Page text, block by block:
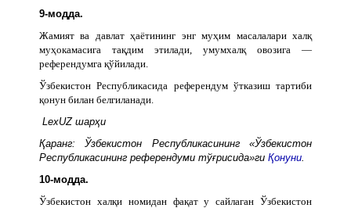
9-модда.
Жамият ва давлат ҳаётининг энг муҳим масалалари халқ
муҳокамасига тақдим этилади, умумхалқ овозига —
референдумга қўйилади.
Ўзбекистон Республикасида референдум ўтказиш тартиби
қонун билан белгиланади.
LexUZ шарҳи
Қаранг: Ўзбекистон Республикасининг «Ўзбекистон
Республикасининг референдуми тўғрисида»ги Қонуни.
10-модда.
Ўзбекистон халқи номидан фақат у сайлаган Ўзбекистон